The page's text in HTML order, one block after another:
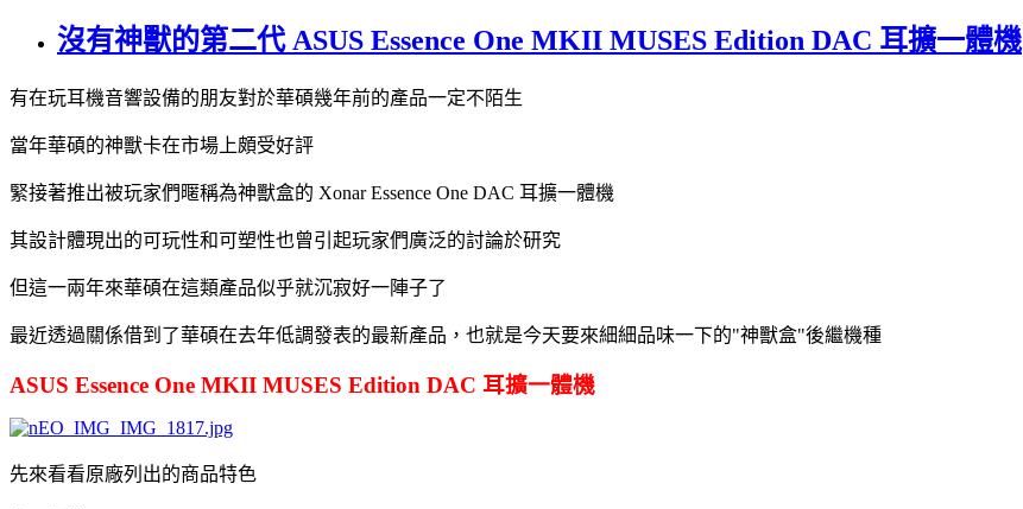
沒有神獸的第二代 ASUS Essence One MKII MUSES Edition DAC 耳擴一體機
有在玩耳機音響設備的朋友對於華碩幾年前的產品一定不陌生
當年華碩的神獸卡在市場上頗受好評
緊接著推出被玩家們暱稱為神獸盒的 Xonar Essence One DAC 耳擴一體機
其設計體現出的可玩性和可塑性也曾引起玩家們廣泛的討論於研究
但這一兩年來華碩在這類產品似乎就沉寂好一陣子了
最近透過關係借到了華碩在去年低調發表的最新產品，也就是今天要來細細品味一下的"神獸盒"後繼機種
ASUS Essence One MKII MUSES Edition DAC 耳擴一體機
先來看看原廠列出的商品特色